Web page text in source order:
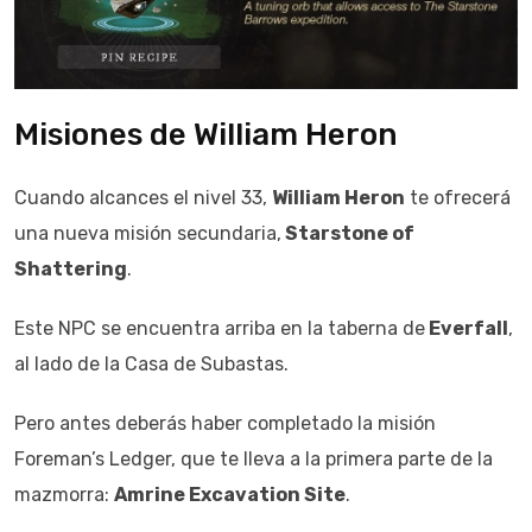
Misiones de William Heron
Cuando alcances el nivel 33, William Heron te ofrecerá
una nueva misión secundaria, Starstone of
Shattering.
Este NPC se encuentra arriba en la taberna de Everfall,
al lado de la Casa de Subastas.
Pero antes deberás haber completado la misión
Foreman’s Ledger, que te lleva a la primera parte de la
mazmorra: Amrine Excavation Site.